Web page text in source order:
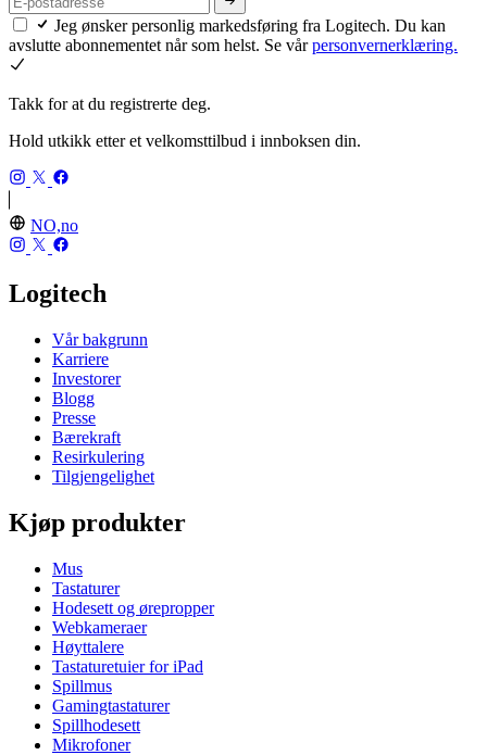
Jeg ønsker personlig markedsføring fra Logitech. Du kan
avslutte abonnementet når som helst. Se vårpersonvernerklæring.
Takk for at du registrerte deg.
Hold utkikk etter et velkomsttilbud i innboksen din.
NO,no
Logitech
Vår bakgrunn
Karriere
Investorer
Blogg
Presse
Bærekraft
Resirkulering
Tilgjengelighet
Kjøp produkter
Mus
Tastaturer
Hodesett og ørepropper
Webkameraer
Høyttalere
Tastaturetuier for iPad
Spillmus
Gamingtastaturer
Spillhodesett
Mikrofoner